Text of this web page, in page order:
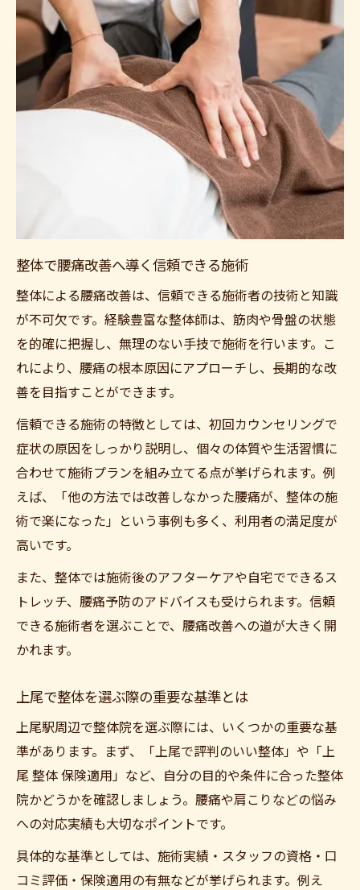
整体で腰痛改善へ導く信頼できる施術
整体による腰痛改善は、信頼できる施術者の技術と知識
が不可欠です。経験豊富な整体師は、筋肉や骨盤の状態
を的確に把握し、無理のない手技で施術を行います。こ
れにより、腰痛の根本原因にアプローチし、長期的な改
善を目指すことができます。
信頼できる施術の特徴としては、初回カウンセリングで
症状の原因をしっかり説明し、個々の体質や生活習慣に
合わせて施術プランを組み立てる点が挙げられます。例
えば、「他の方法では改善しなかった腰痛が、整体の施
術で楽になった」という事例も多く、利用者の満足度が
高いです。
また、整体では施術後のアフターケアや自宅でできるス
トレッチ、腰痛予防のアドバイスも受けられます。信頼
できる施術者を選ぶことで、腰痛改善への道が大きく開
かれます。
上尾で整体を選ぶ際の重要な基準とは
上尾駅周辺で整体院を選ぶ際には、いくつかの重要な基
準があります。まず、「上尾で評判のいい整体」や「上
尾 整体 保険適用」など、自分の目的や条件に合った整体
院かどうかを確認しましょう。腰痛や肩こりなどの悩み
への対応実績も大切なポイントです。
具体的な基準としては、施術実績・スタッフの資格・口
コミ評価・保険適用の有無などが挙げられます。例え